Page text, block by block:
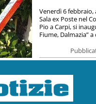
Venerdì 6 febbraio,
Sala ex Poste nel
Pio a Carpi, si
Fiume, Dalmazia” a